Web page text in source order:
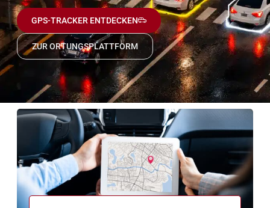
GPS-TRACKER ENTDECKEN
ZUR ORTUNGSPLATTFORM